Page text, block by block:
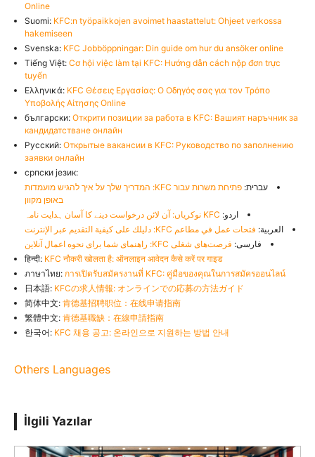
Online
Suomi: KFC:n työpaikkojen avoimet haastattelut: Ohjeet verkossa
hakemiseen
Svenska: KFC Jobböppningar: Din guide om hur du ansöker online
Tiếng Việt: Cơ hội việc làm tại KFC: Hướng dẫn cách nộp đơn trực
tuyến
Ελληνικά: KFC Θέσεις Εργασίας: Ο Οδηγός σας για τον Τρόπο
Υποβολής Αίτησης Online
български: Открити позиции за работа в KFC: Вашият наръчник за
кандидатстване онлайн
Русский: Открытые вакансии в KFC: Руководство по заполнению
заявки онлайн
српски језик:
עברית:
פתיחת משרות עבור KFC: המדריך שלך על איך להגיש מועמדות
באופן מקוון
اردو: KFC نوکریاں: آن لائن درخواست دینے کا آسان ہدایت نامہ
العربية: فتحات عمل في مطاعم KFC: دليلك على كيفية التقديم عبر الإنترنت
فارسی: فرصت‌های شغلی KFC: راهنمای شما برای نحوه اعمال آنلاین
हिन्दी: KFC नौकरी खोलता है: ऑनलाइन आवेदन कैसे करें पर गाइड
ภาษาไทย: การเปิดรับสมัครงานที่ KFC: คู่มือของคุณในการสมัครออนไลน์
日本語: KFCの求人情報: オンラインでの応募の方法ガイド
简体中文: 肯德基招聘职位：在线申请指南
繁體中文: 肯德基職缺：在線申請指南
한국어: KFC 채용 공고: 온라인으로 지원하는 방법 안내
Others Languages
İlgili Yazılar